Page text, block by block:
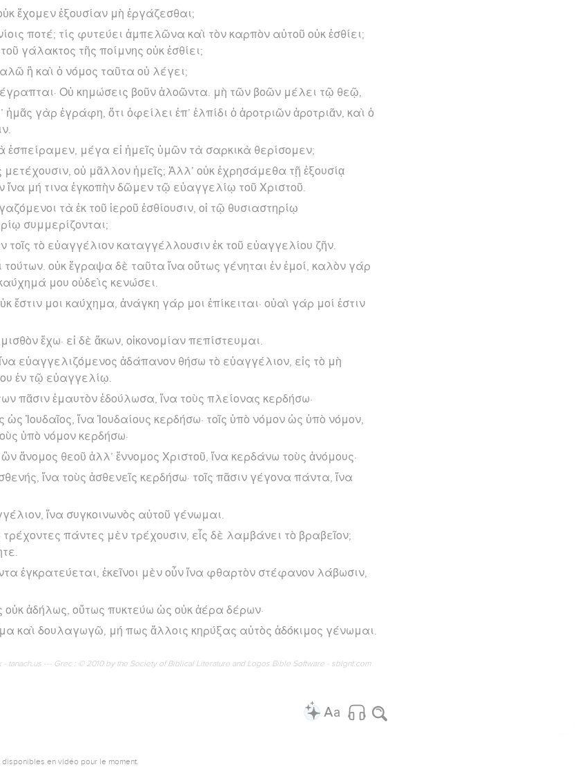
ἔχομεν ἐξουσίαν μὴ ἐργάζεσθαι;
ποτέ; τίς φυτεύει ἀμπελῶνα καὶ τὸν καρπὸν αὐτοῦ οὐκ ἐσθίει;
γάλακτος τῆς ποίμνης οὐκ ἐσθίει;
ἢ καὶ ὁ νόμος ταῦτα οὐ λέγει;
Οὐ κημώσεις βοῦν ἀλοῶντα. μὴ τῶν βοῶν μέλει τῷ θεῷ,
ἡμᾶς γὰρ ἐγράφη, ὅτι ὀφείλει ἐπ’ ἐλπίδι ὁ ἀροτριῶν ἀροτριᾶν, καὶ ὁ
ἐσπείραμεν, μέγα εἰ ἡμεῖς ὑμῶν τὰ σαρκικὰ θερίσομεν;
μετέχουσιν, οὐ μᾶλλον ἡμεῖς; Ἀλλ’ οὐκ ἐχρησάμεθα τῇ ἐξουσίᾳ
μή τινα ἐγκοπὴν δῶμεν τῷ εὐαγγελίῳ τοῦ Χριστοῦ.
τὰ ἐκ τοῦ ἱεροῦ ἐσθίουσιν, οἱ τῷ θυσιαστηρίῳ
συμμερίζονται;
τοῖς τὸ εὐαγγέλιον καταγγέλλουσιν ἐκ τοῦ εὐαγγελίου ζῆν.
οὐκ ἔγραψα δὲ ταῦτα ἵνα οὕτως γένηται ἐν ἐμοί, καλὸν γάρ
μου οὐδεὶς κενώσει.
ἔστιν μοι καύχημα, ἀνάγκη γάρ μοι ἐπίκειται· οὐαὶ γάρ μοί ἐστιν
ἔχω· εἰ δὲ ἄκων, οἰκονομίαν πεπίστευμαι.
ἵνα εὐαγγελιζόμενος ἀδάπανον θήσω τὸ εὐαγγέλιον, εἰς τὸ μὴ
ἐν τῷ εὐαγγελίῳ.
πᾶσιν ἐμαυτὸν ἐδούλωσα, ἵνα τοὺς πλείονας κερδήσω·
ὡς Ἰουδαῖος, ἵνα Ἰουδαίους κερδήσω· τοῖς ὑπὸ νόμον ὡς ὑπὸ νόμον,
ὑπὸ νόμον κερδήσω·
ἄνομος θεοῦ ἀλλ’ ἔννομος Χριστοῦ, ἵνα κερδάνω τοὺς ἀνόμους·
ἵνα τοὺς ἀσθενεῖς κερδήσω· τοῖς πᾶσιν γέγονα πάντα, ἵνα
ἵνα συγκοινωνὸς αὐτοῦ γένωμαι.
τρέχοντες πάντες μὲν τρέχουσιν, εἷς δὲ λαμβάνει τὸ βραβεῖον;
ἐγκρατεύεται, ἐκεῖνοι μὲν οὖν ἵνα φθαρτὸν στέφανον λάβωσιν,
οὐκ ἀδήλως, οὕτως πυκτεύω ὡς οὐκ ἀέρα δέρων·
καὶ δουλαγωγῶ, μή πως ἄλλοις κηρύξας αὐτὸς ἀδόκιμος γένωμαι.
tanach.us --- Grec : © 2010 by the Society of Biblical Literature and Logos Bible Software - sblgnt.com
en vidéo pour le moment.